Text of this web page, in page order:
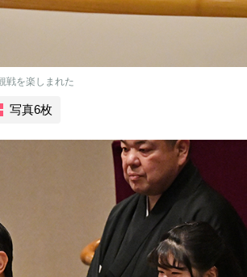
戦を楽しまれた
写真6枚